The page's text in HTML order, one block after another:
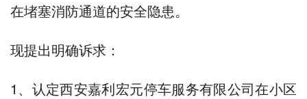
在堵塞消防通道的安全隐患。
现提出明确诉求：
1、认定西安嘉利宏元停车服务有限公司在小区